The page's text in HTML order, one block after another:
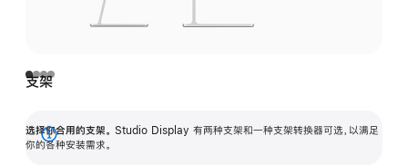
支架
选择你合用的支架。 Studio Display 有两种支架和一种支架转换器可选，以满足
你的各种安装需求。
展